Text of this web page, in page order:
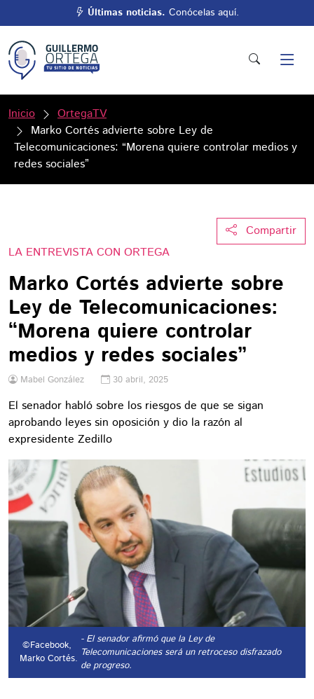
Últimas noticias. Conócelas aquí.
Inicio
OrtegaTV
Marko Cortés advierte sobre Ley de
Telecomunicaciones: “Morena quiere controlar medios y
redes sociales”
Compartir
LA ENTREVISTA CON ORTEGA
Marko Cortés advierte sobre
Ley de Telecomunicaciones:
“Morena quiere controlar
medios y redes sociales”
Mabel González 30 abril, 2025
El senador habló sobre los riesgos de que se sigan
aprobando leyes sin oposición y dio la razón al
expresidente Zedillo
©Facebook,
Marko Cortés.
- El senador afirmó que la Ley de
Telecomunicaciones será un retroceso disfrazado
de progreso.